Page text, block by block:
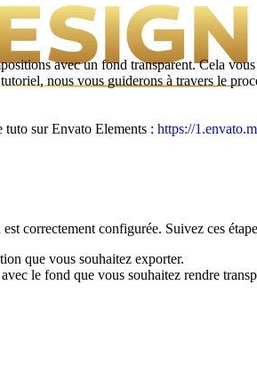
avec un fond transparent. Cela
nous vous guiderons à travers le
tuto sur Envato Elements : https://
correctement configurée. Suivez ces
que vous souhaitez exporter.
le fond que vous souhaitez rendre